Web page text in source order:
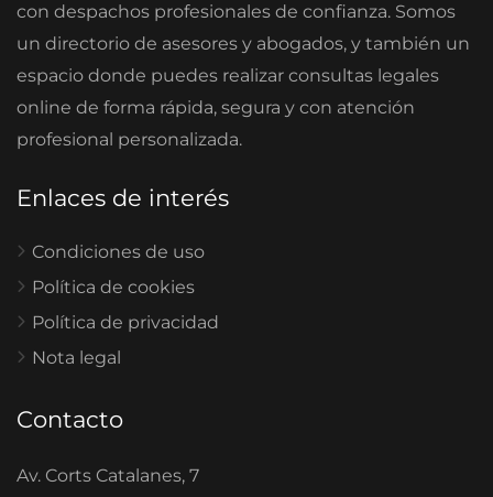
con despachos profesionales de confianza. Somos
un directorio de asesores y abogados, y también un
espacio donde puedes realizar consultas legales
online de forma rápida, segura y con atención
profesional personalizada.
Enlaces de interés
Condiciones de uso
Política de cookies
Política de privacidad
Nota legal
Contacto
Av. Corts Catalanes, 7